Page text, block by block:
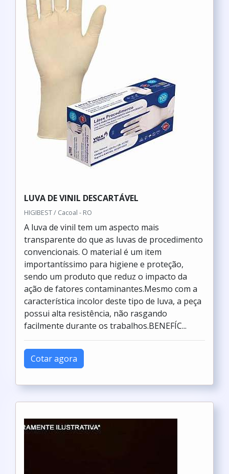
LUVA DE VINIL DESCARTÁVEL
HIGIBEST / Cacoal - RO
A luva de vinil tem um aspecto mais
transparente do que as luvas de procedimento
convencionais. O material é um item
importantíssimo para higiene e proteção,
sendo um produto que reduz o impacto da
ação de fatores contaminantes.Mesmo com a
característica incolor deste tipo de luva, a peça
possui alta resistência, não rasgando
facilmente durante os trabalhos.BENEFÍC...
Cotar agora